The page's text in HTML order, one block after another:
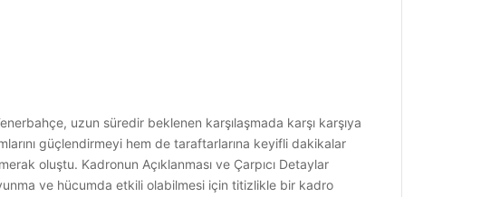
uzun süredir beklenen karşılaşmada karşı karşıya
güçlendirmeyi hem de taraftarlarına keyifli dakikalar
oluştu. Kadronun Açıklanması ve Çarpıcı Detaylar
ve hücumda etkili olabilmesi için titizlikle bir kadro